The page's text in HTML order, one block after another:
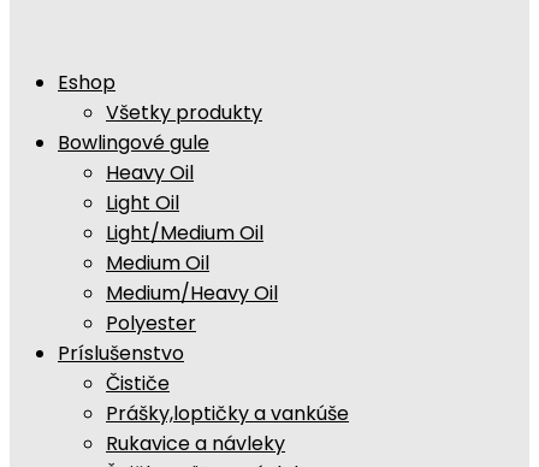
Eshop
Všetky produkty
Bowlingové gule
Heavy Oil
Light Oil
Light/Medium Oil
Medium Oil
Medium/Heavy Oil
Polyester
Príslušenstvo
Čističe
Prášky,loptičky a vankúše
Rukavice a návleky